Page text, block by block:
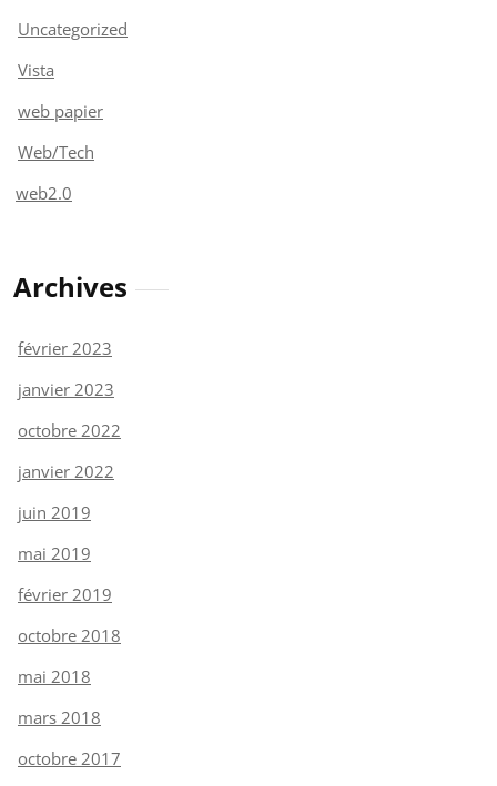
Uncategorized
Vista
web papier
Web/Tech
web2.0
Archives
février 2023
janvier 2023
octobre 2022
janvier 2022
juin 2019
mai 2019
février 2019
octobre 2018
mai 2018
mars 2018
octobre 2017